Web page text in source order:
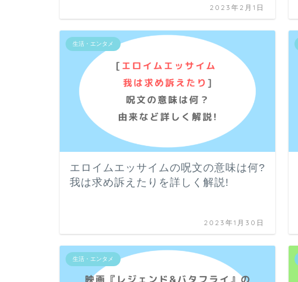
2023年2月1日
生活・エンタメ
エロイムエッサイムの呪文の意味は何?
我は求め訴えたりを詳しく解説!
2023年1月30日
生活・エンタメ